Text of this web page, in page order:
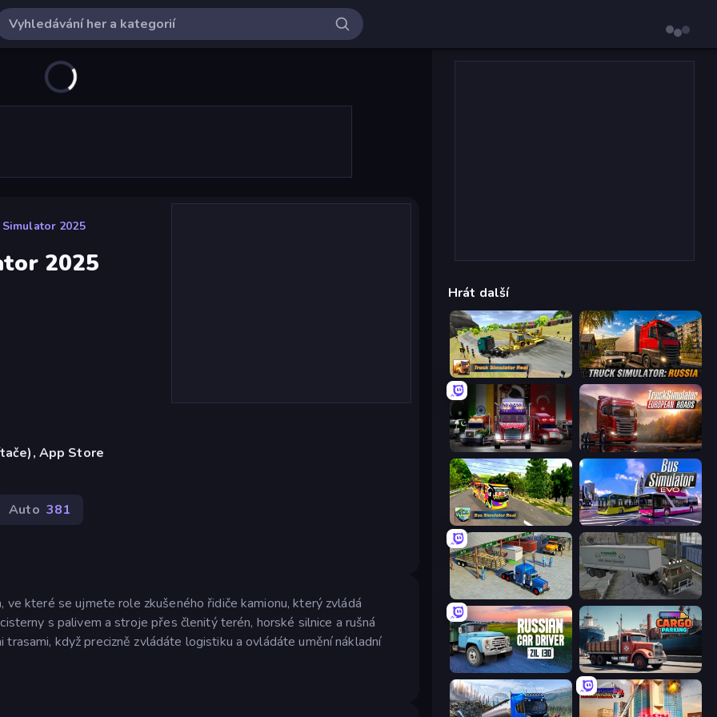
2025
2025
App Store
Auto 381
ve které se ujmete role zkušeného řidiče kamionu, který zvládá
s palivem a stroje přes členitý terén, horské silnice a rušná
když precizně zvládáte logistiku a ovládáte umění nákladní
Hrát další
Truck Simulator Real Truck Simulator: Russia
Big Euro Truck Driving Truck Simulator: European Roads
Bus Simulator Real Bus Simulator: EVO
Offroad Cargo Transport Truck Russian Kamaz Truck Driver
Russian Car Driver ZIL 130 Cargo Truck Parking